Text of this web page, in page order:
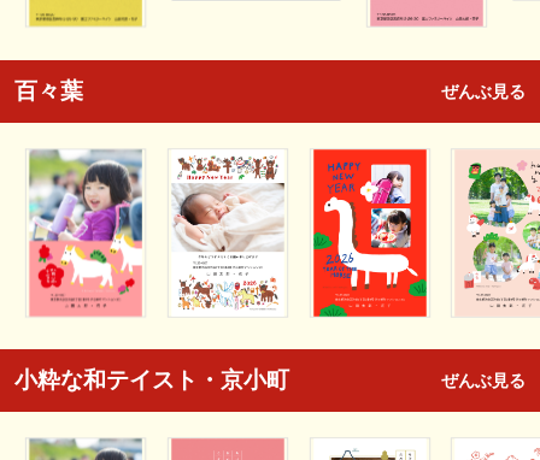
百々葉 ぜんぶ見る
小粋な和テイスト・京小町 ぜんぶ見る